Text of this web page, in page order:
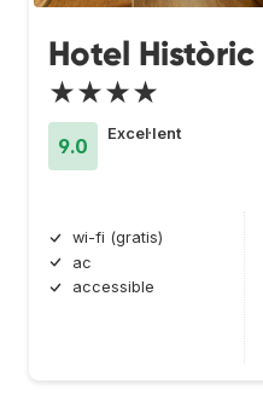
Hotel Històric
★★★★
9.0
Excel·lent
wi-fi (gratis)
ac
accessible